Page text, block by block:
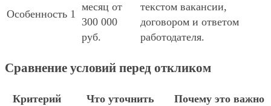
Особенность 1
месяц от
300 000
руб.
текстом вакансии,
договором и ответом
работодателя.
Сравнение условий перед откликом
Критерий Что уточнить Почему это важно